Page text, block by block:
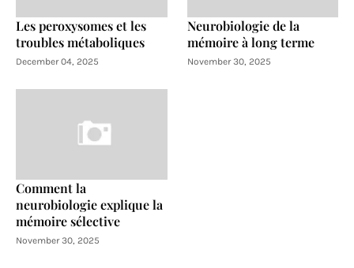
Les peroxysomes et les
troubles métaboliques
December 04, 2025
Neurobiologie de la
mémoire à long terme
November 30, 2025
Comment la
neurobiologie explique la
mémoire sélective
November 30, 2025